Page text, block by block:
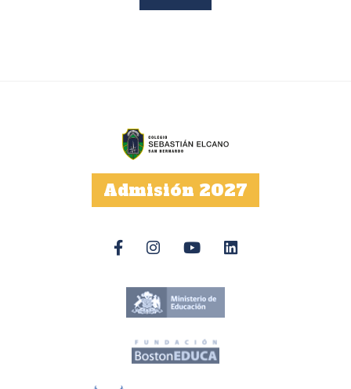
Admisión 2027